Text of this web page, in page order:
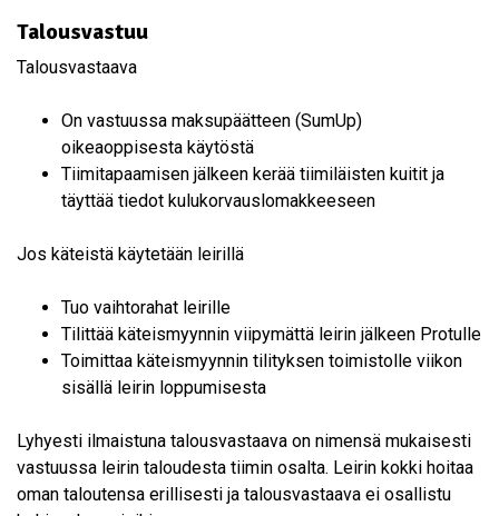
Talousvastuu
Talousvastaava
On vastuussa maksupäätteen (SumUp)
oikeaoppisesta käytöstä
Tiimitapaamisen jälkeen kerää tiimiläisten kuitit ja
täyttää tiedot kulukorvauslomakkeeseen
Jos käteistä käytetään leirillä
Tuo vaihtorahat leirille
Tilittää käteismyynnin viipymättä leirin jälkeen Protulle
Toimittaa käteismyynnin tilityksen toimistolle viikon
sisällä leirin loppumisesta
Lyhyesti ilmaistuna talousvastaava on nimensä mukaisesti
vastuussa leirin taloudesta tiimin osalta. Leirin kokki hoitaa
oman taloutensa erillisesti ja talousvastaava ei osallistu